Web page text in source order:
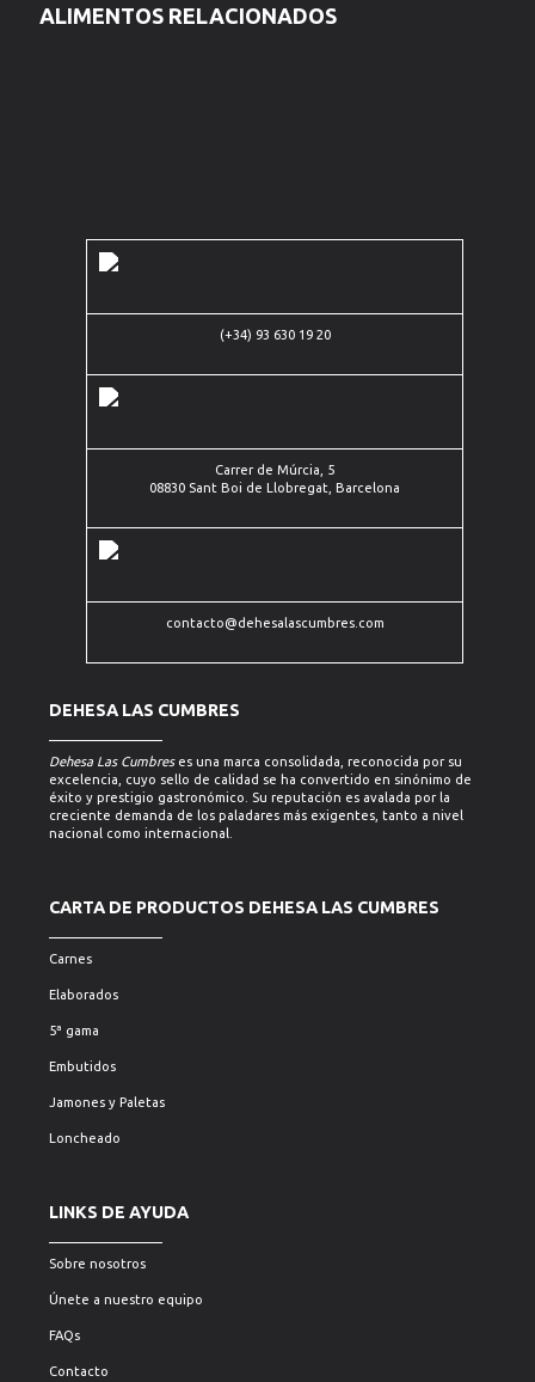
ALIMENTOS RELACIONADOS
93
630
Carrer de(+34) 93 630 19 20
Carrer de Múrcia, 5
08830 Sant Boi de Llobregat, Barcelona
contacto@dehesalascumbres.com
DEHESA LAS CUMBRES
Dehesa Las Cumbreses una marca consolidada, reconocida por su
excelencia, cuyo sello de calidad se ha convertido en sinónimo de
éxito y prestigio gastronómico. Su reputación es avalada por la
creciente demanda de los paladares más exigentes, tanto a nivel
nacional como internacional.
CARTA DE PRODUCTOS DEHESA LAS CUMBRES
Carnes
Elaborados
5ª gama
Embutidos
Jamones y Paletas
Loncheado
LINKS DE AYUDA
Sobre nosotros
Únete a nuestro equipo
FAQs
Contacto